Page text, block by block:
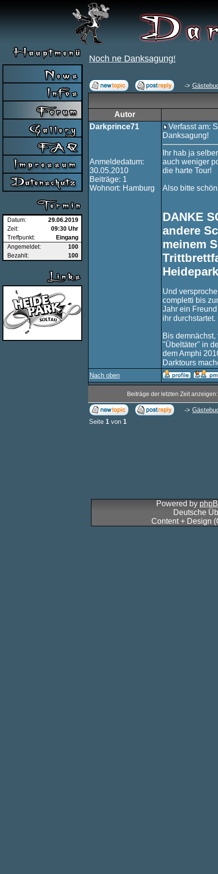
Datum:
29.06.2019
Zeit:
09:30 Uhr
Treffpunkt:
Eingang
Angemeldet:
100
Bezahlt:
100
Noch ne Danksagung!
->
Autor
Darkprince71
Anmeldedatum:
30.05.2010
Beiträge: 1
Wohnort: Hamburg
Verfasst am:
Danksagung!
Ihr hab ja
auch weniger
die harte Tour!
Also bitte
DANKE
andere
meinem
Und
completti bis
Jahr ein
ihr
Bis
"Übeltäter" in
dem Amphi
Darktours
Nach oben
Beiträge der letzten Zeit
->
Seite 1 von 1
Powered by
Deutsche
Content + Design